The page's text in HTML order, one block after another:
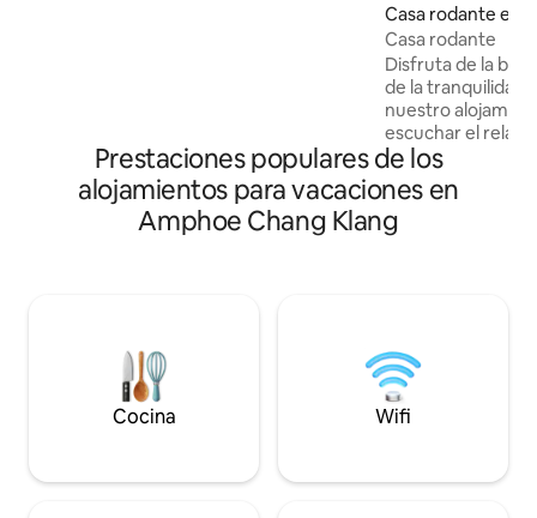
Casa rodante en
Casa rodante
Disfruta de la
de la tranquilidad
nuestro
escuchar el
cascada y
Prestaciones populares de los
alojamientos para vacaciones en
Amphoe Chang Klang
Cocina Wifi